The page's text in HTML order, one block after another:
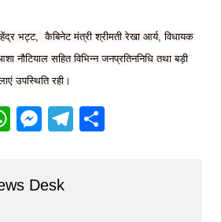
भट्ट, कैबिनेट मंत्री श्रीमती रेखा आर्य, विधायक
नौटियाल सहित विभिन्न जनप्रतिननिधि तथा बड़ी
उपस्थिति रही।
W
s
M
s
T S
Desk